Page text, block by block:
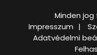
Minden
Impresszum
Adatvédelmi